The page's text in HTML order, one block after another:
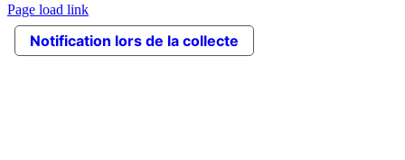
Page load link
Go
Top
Notification lors de la collecte